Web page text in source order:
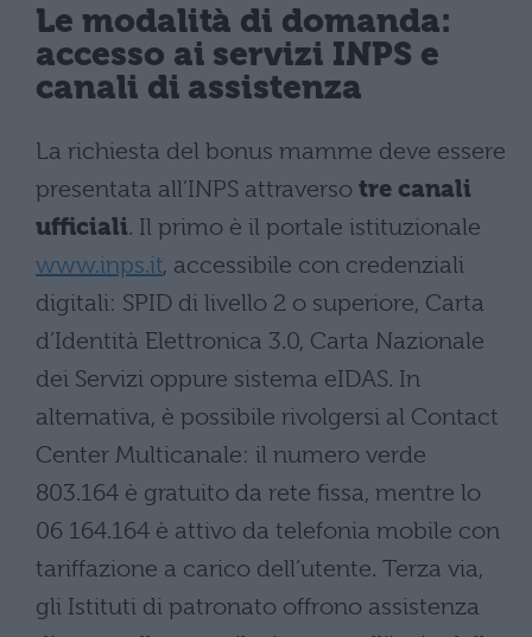
Le modalità di domanda:
accesso ai servizi INPS e
canali di assistenza
La richiesta del bonus mamme deve essere
presentata all’INPS attraverso tre canali
ufficiali. Il primo è il portale istituzionale
www.inps.it, accessibile con credenziali
digitali: SPID di livello 2 o superiore, Carta
d’Identità Elettronica 3.0, Carta Nazionale
dei Servizi oppure sistema eIDAS. In
alternativa, è possibile rivolgersi al Contact
Center Multicanale: il numero verde
803.164 è gratuito da rete fissa, mentre lo
06 164.164 è attivo da telefonia mobile con
tariffazione a carico dell’utente. Terza via,
gli Istituti di patronato offrono assistenza